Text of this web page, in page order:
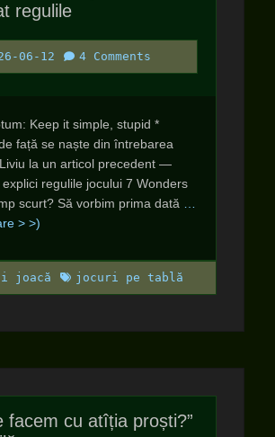
regulile
06-12 4 Comments
Keep it simple, stupid *
față se naște din întrebarea
la un articol precedent —
regulile jocului 7 Wonders
scurt? Să vorbim prima dată
> >)
joacă Tagsjocuri pe tablă
facem cu atîția proști?”